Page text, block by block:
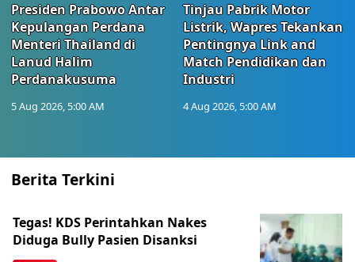
Presiden Prabowo Antar
Kepulangan Perdana
Menteri Thailand di
Lanud Halim
Perdanakusuma
5 Aug 2026, 5:00 AM
Tinjau Pabrik Motor
Listrik, Wapres Tekankan
Pentingnya Link and
Match Pendidikan dan
Industri
4 Aug 2026, 5:00 AM
Berita Terkini
Tegas! KDS Perintahkan Nakes
Diduga Bully Pasien Disanksi